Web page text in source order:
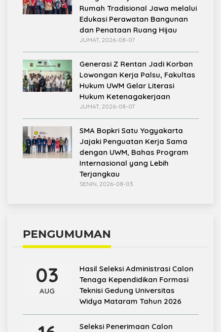
Rumah Tradisional Jawa melalui
Edukasi Perawatan Bangunan
dan Penataan Ruang Hijau
JUMAT, 2026-08-07
Generasi Z Rentan Jadi Korban
Lowongan Kerja Palsu, Fakultas
Hukum UWM Gelar Literasi
Hukum Ketenagakerjaan
JUMAT, 2026-08-07
SMA Bopkri Satu Yogyakarta
Jajaki Penguatan Kerja Sama
dengan UWM, Bahas Program
Internasional yang Lebih
Terjangkau
SENIN, 2026-08-03
PENGUMUMAN
03
AUG
Hasil Seleksi Administrasi Calon
Tenaga Kependidikan Formasi
Teknisi Gedung Universitas
Widya Mataram Tahun 2026
Seleksi Penerimaan Calon